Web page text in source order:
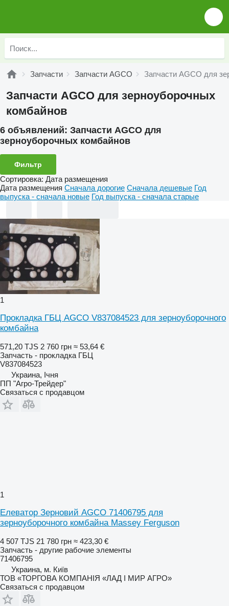
Запчасти Запчасти AGCO Запчасти AGCO для
Запчасти AGCO для зерноуборочных
комбайнов
6 объявлений: Запчасти AGCO для
зерноуборочных комбайнов
Фильтр
Сортировка: Дата размещения
Дата размещения Сначала дорогие Сначала дешевые Год
выпуска - сначала новые Год выпуска - сначала старые
1
Прокладка ГБЦ AGCO V837084523 для зерноуборочного
комбайна
571,20 TJS 2 760 грн ≈ 53,64 €
Запчасть - прокладка ГБЦ
V837084523
Украина, Ічня
ПП "Агро-Трейдер"
Связаться с продавцом
1
Елеватор Зерновий AGCO 71406795 для
зерноуборочного комбайна Massey Ferguson
4 507 TJS 21 780 грн ≈ 423,30 €
Запчасть - другие рабочие элементы
71406795
Украина, м. Київ
ТОВ «ТОРГОВА КОМПАНІЯ «ЛАД І МИР АГРО»
Связаться с продавцом